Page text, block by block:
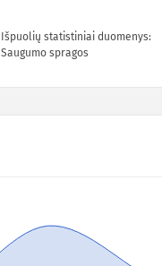
Išpuolių statistiniai duomenys:
Saugumo spragos